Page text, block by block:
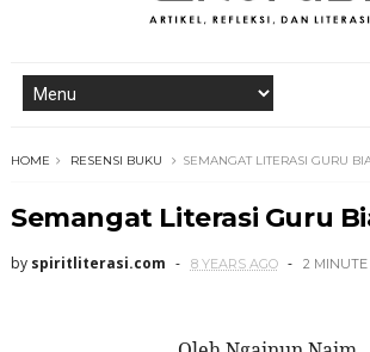
HOME RESENSI BUKU SEMANGAT LITERASI GURU
Semangat Literasi Guru
by spiritliterasi.com 8 YEARS AGO 2 MINUTE